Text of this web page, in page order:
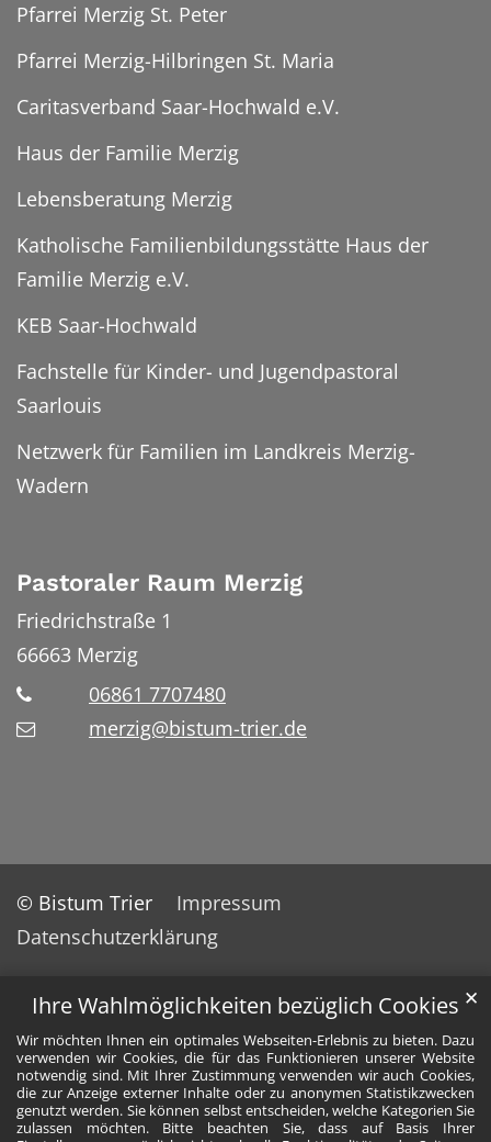
Ihre Wahlmöglichkeiten bezüglich Cookies
Wir möchten Ihnen ein optimales Webseiten-Erlebnis zu bieten. Dazu
verwenden wir Cookies, die für das Funktionieren unserer Website
notwendig sind. Mit Ihrer Zustimmung verwenden wir auch Cookies,
die zur Anzeige externer Inhalte oder zu anonymen Statistikzwecken
genutzt werden. Sie können selbst entscheiden, welche Kategorien Sie
zulassen möchten. Bitte beachten Sie, dass auf Basis Ihrer
✕
Pfarrei Merzig St. Peter
Pfarrei Merzig-Hilbringen St. Maria
Caritasverband Saar-Hochwald e.V.
Haus der Familie Merzig
Lebensberatung Merzig
Katholische Familienbildungsstätte Haus der
Familie Merzig e.V.
KEB Saar-Hochwald
Fachstelle für Kinder- und Jugendpastoral
Saarlouis
Netzwerk für Familien im Landkreis Merzig-
Wadern
Pastoraler Raum Merzig
Friedrichstraße 1
66663 Merzig
06861 7707480
merzig@bistum-trier.de
© Bistum Trier
Impressum
Datenschutzerklärung